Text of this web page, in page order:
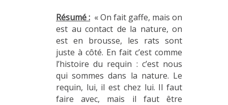
Résumé : « On fait gaffe, mais on
est au contact de la nature, on
est en brousse, les rats sont
juste à côté. En fait c’est comme
l’histoire du requin : c’est nous
qui sommes dans la nature. Le
requin, lui, il est chez lui. Il faut
faire avec, mais il faut être